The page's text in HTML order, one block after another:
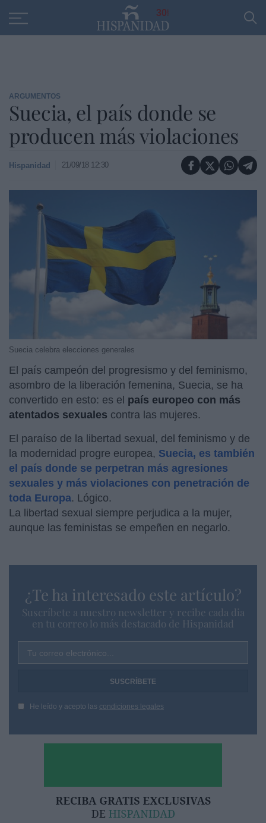
30
ARGUMENTOS
Suecia, el país donde se
producen más violaciones
Hispanidad 21/09/18 12:30
Suecia celebra elecciones generales
El país campeón del progresismo y del feminismo,
asombro de la liberación femenina, Suecia, se ha
convertido en esto: es el país europeo con más
atentados sexuales contra las mujeres.
El paraíso de la libertad sexual, del feminismo y de
la modernidad progre europea, Suecia, es también
el país donde se perpetran más agresiones
sexuales y más violaciones con penetración de
toda Europa. Lógico.
La libertad sexual siempre perjudica a la mujer,
aunque las feministas se empeñen en negarlo.
¿Te ha interesado este artículo?
Suscríbete a nuestro newsletter y recibe cada dia
en tu correo lo más destacado de Hispanidad
Tu correo electrónico...
He leído y acepto las condiciones legales